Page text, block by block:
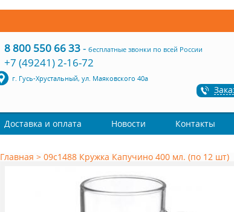
8 800 550 66 33- бесплатные звонки по всей России
+7 (49241) 2-16-72
г. Гусь-Хрустальный, ул. Маяковского 40а
Доставка и оплата Новости Контакты
Главная > 09с1488 Кружка Капучино 400 мл. (по 12 шт)